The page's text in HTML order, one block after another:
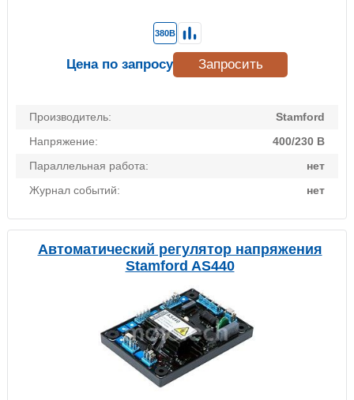
Производитель:
Stamford
Напряжение:
400/230 В
Параллельная работа:
нет
Журнал событий:
нет
380В
Цена по запросу Запросить
Автоматический регулятор напряжения
Stamford AS440